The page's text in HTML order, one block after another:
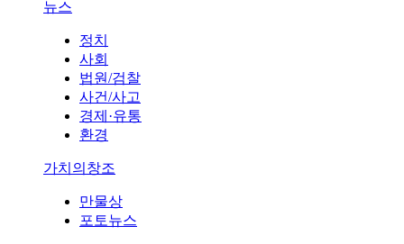
뉴스
정치
사회
법원/검찰
사건/사고
경제·유통
환경
가치의창조
만물상
포토뉴스